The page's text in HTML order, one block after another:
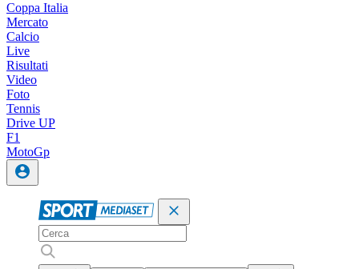
Coppa Italia
Mercato
Calcio
Live
Risultati
Video
Foto
Tennis
Drive UP
F1
MotoGp